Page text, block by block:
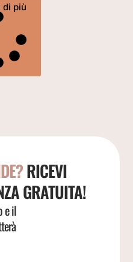
di più
RICEVI
GRATUITA!
e il